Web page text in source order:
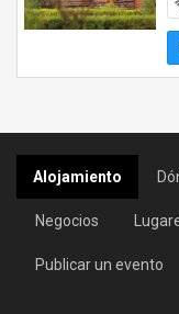
Alojamiento
Negocios
Publicar un evento